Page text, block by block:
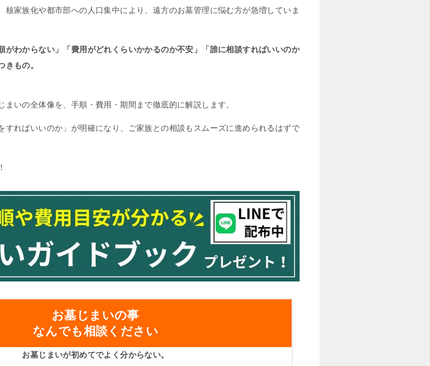
核家族化や都市部への人口集中により、遠方のお墓管理に悩む方が急増していま
がわからない」「費用がどれくらいかかるのか不安」「誰に相談すればいいのか
きもの。
まいの全体像を、手順・費用・期間まで徹底的に解説します。
すればいいのか」が明確になり、ご家族との相談もスムーズに進められるはずで
お墓じまいの事
なんでも相談ください
お墓じまいが初めてでよく分からない。